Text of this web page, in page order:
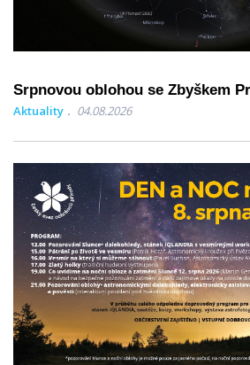
Srpnovou oblohou se Zbyškem
Aktuality 04.08.2026